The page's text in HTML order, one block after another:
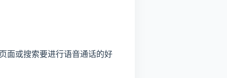
面或搜索要进行语音通话的好